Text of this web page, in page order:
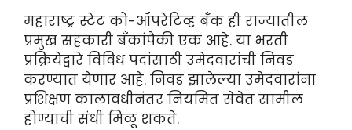
महाराष्ट्र स्टेट को-ऑपरेटिव्ह बँक ही राज्यातील
प्रमुख सहकारी बँकांपैकी एक आहे. या भरती
प्रक्रियेद्वारे विविध पदांसाठी उमेदवारांची निवड
करण्यात येणार आहे. निवड झालेल्या उमेदवारांना
प्रशिक्षण कालावधीनंतर नियमित सेवेत सामील
होण्याची संधी मिळू शकते.